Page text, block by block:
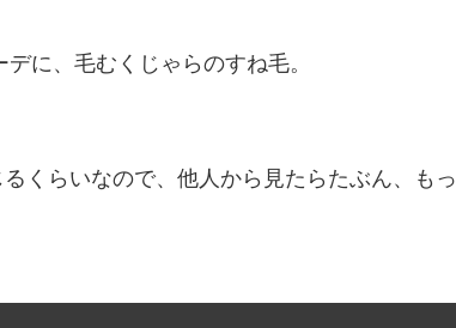
に、毛むくじゃらのすね毛。
くらいなので、他人から見たらたぶん、もっ